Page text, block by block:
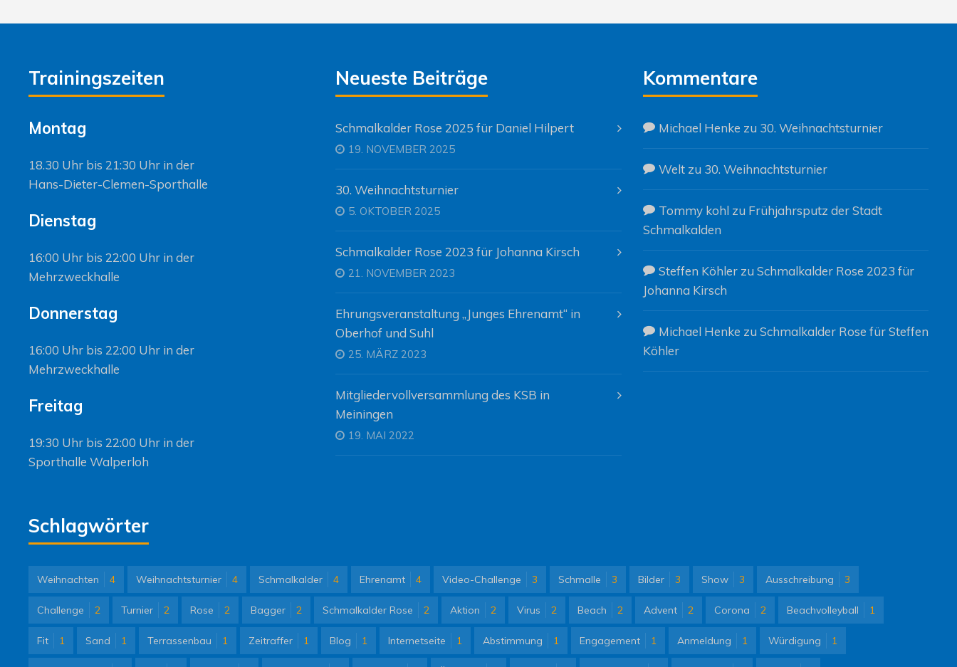
Trainingszeiten
Montag
18.30 Uhr bis 21:30 Uhr in der
Hans-Dieter-Clemen-Sporthalle
Dienstag
16:00 Uhr bis 22:00 Uhr in der
Mehrzweckhalle
Donnerstag
16:00 Uhr bis 22:00 Uhr in der
Mehrzweckhalle
Freitag
19:30 Uhr bis 22:00 Uhr in der
Sporthalle Walperloh
Neueste Beiträge
Schmalkalder Rose 2025 für Daniel Hilpert
19. NOVEMBER 2025
30. Weihnachtsturnier
5. OKTOBER 2025
Schmalkalder Rose 2023 für Johanna Kirsch
21. NOVEMBER 2023
Ehrungsveranstaltung „Junges Ehrenamt“ in
Oberhof und Suhl
25. MÄRZ 2023
Mitgliedervollversammlung des KSB in
Meiningen
19. MAI 2022
Kommentare
Michael Henke zu 30. Weihnachtsturnier
Weltzu 30. Weihnachtsturnier
Tommy kohl zu Frühjahrsputz der Stadt
Schmalkalden
Steffen Köhlerzu Schmalkalder Rose 2023 für
Johanna Kirsch
Michael Henke zu Schmalkalder Rose für Steffen
Köhler
Schlagwörter
Weihnachten 4 Weihnachtsturnier 4 Schmalkalder 4 Ehrenamt 4 Video-Challenge 3 Schmalle 3 Bilder 3 Show 3 Ausschreibung 3
Challenge 2 Turnier 2 Rose 2 Bagger 2 Schmalkalder Rose 2 Aktion 2 Virus 2 Beach 2 Advent 2 Corona 2 Beachvolleyball 1
Fit 1 Sand 1 Terrassenbau 1 Zeitraffer 1 Blog 1 Internetseite 1 Abstimmung 1 Engagement 1 Anmeldung 1 Würdigung 1